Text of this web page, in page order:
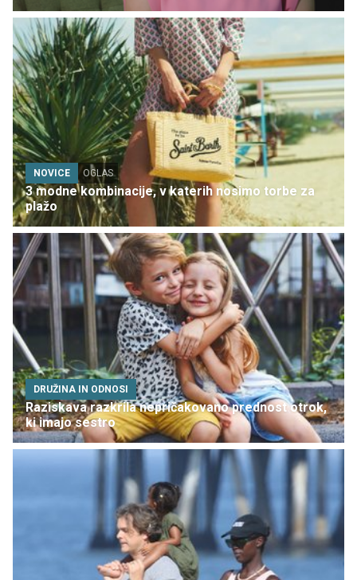
NOVICE OGLAS
3 modne kombinacije, v katerih nosimo torbe za
plažo
DRUŽINA IN ODNOSI
Raziskava razkrila nepričakovano prednost otrok,
ki imajo sestro